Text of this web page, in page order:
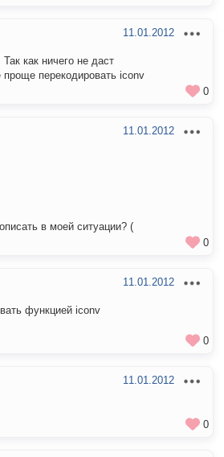
11.01.2012
как ничего не даст
перекодировать iconv
0
11.01.2012
в моей ситуации? (
0
11.01.2012
функцией iconv
0
11.01.2012
0